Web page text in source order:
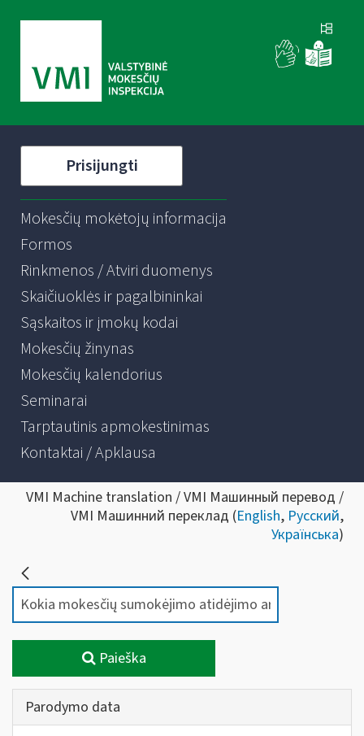
Prisijungti
Mokesčių mokėtojų informacija
Formos
Rinkmenos / Atviri duomenys
Skaičiuoklės ir pagalbininkai
Sąskaitos ir įmokų kodai
Mokesčių žinynas
Mokesčių kalendorius
Seminarai
Tarptautinis apmokestinimas
Kontaktai / Apklausa
VMI Machine translation / VMI Машинный перевод /
VMI Машинний переклад (English, Русский,
Українська)
Paieška
Parodymo data